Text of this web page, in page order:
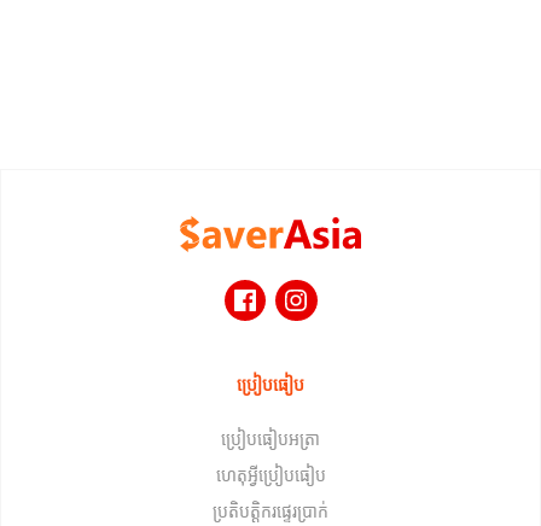
ប្រៀបធៀប
ប្រៀបធៀបអត្រា
ហេតុអ្វីប្រៀបធៀប
ប្រតិបត្តិករផ្ទេរប្រាក់